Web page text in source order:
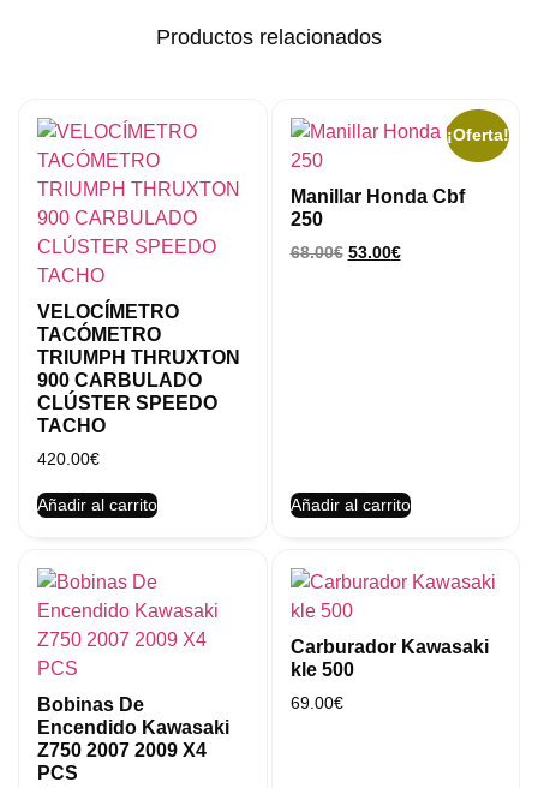
Productos relacionados
VELOCÍMETRO
TACÓMETRO
TRIUMPH THRUXTON
900 CARBULADO
CLÚSTER SPEEDO
TACHO
420.00€
Añadir al carrito
¡Oferta!
Manillar Honda Cbf
250
68.00€ 53.00€
Añadir al carrito
Bobinas De
Encendido Kawasaki
Z750 2007 2009 X4
PCS
Carburador Kawasaki
kle 500
69.00€